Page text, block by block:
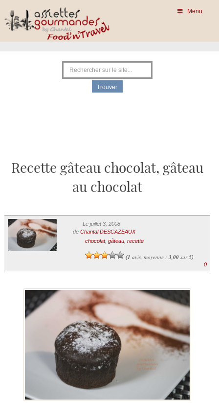
Menu
Recette gâteau chocolat, gâteau
au chocolat
Le juillet 3, 2008
de Chantal DESCAZEAUX
chocolat, gâteau, recette
(1 avis, moyenne : 3,00sur 5)
0